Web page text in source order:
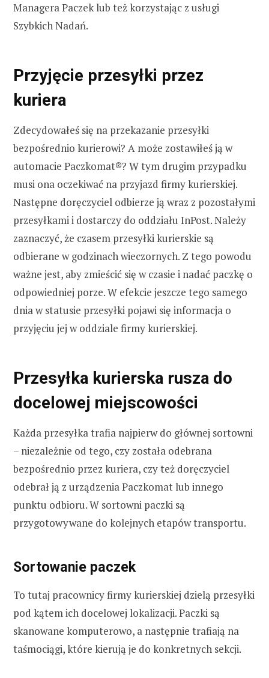
Managera Paczek lub też korzystając z usługi
Szybkich Nadań.
Przyjęcie przesyłki przez
kuriera
Zdecydowałeś się na przekazanie przesyłki
bezpośrednio kurierowi? A może zostawiłeś ją w
automacie Paczkomat®? W tym drugim przypadku
musi ona oczekiwać na przyjazd firmy kurierskiej.
Następne doręczyciel odbierze ją wraz z pozostałymi
przesyłkami i dostarczy do oddziału InPost. Należy
zaznaczyć, że czasem przesyłki kurierskie są
odbierane w godzinach wieczornych. Z tego powodu
ważne jest, aby zmieścić się w czasie i nadać paczkę o
odpowiedniej porze. W efekcie jeszcze tego samego
dnia w statusie przesyłki pojawi się informacja o
przyjęciu jej w oddziale firmy kurierskiej.
Przesyłka kurierska rusza do
docelowej miejscowości
Każda przesyłka trafia najpierw do głównej sortowni
– niezależnie od tego, czy została odebrana
bezpośrednio przez kuriera, czy też doręczyciel
odebrał ją z urządzenia Paczkomat lub innego
punktu odbioru. W sortowni paczki są
przygotowywane do kolejnych etapów transportu.
Sortowanie paczek
To tutaj pracownicy firmy kurierskiej dzielą przesyłki
pod kątem ich docelowej lokalizacji. Paczki są
skanowane komputerowo, a następnie trafiają na
taśmociągi, które kierują je do konkretnych sekcji.